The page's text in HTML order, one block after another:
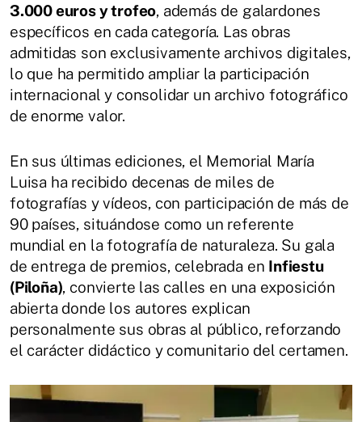
3.000 euros y trofeo, además de galardones
específicos en cada categoría. Las obras
admitidas son exclusivamente archivos digitales,
lo que ha permitido ampliar la participación
internacional y consolidar un archivo fotográfico
de enorme valor.
En sus últimas ediciones, el Memorial María
Luisa ha recibido decenas de miles de
fotografías y vídeos, con participación de más de
90 países, situándose como un referente
mundial en la fotografía de naturaleza. Su gala
de entrega de premios, celebrada en Infiestu
(Piloña), convierte las calles en una exposición
abierta donde los autores explican
personalmente sus obras al público, reforzando
el carácter didáctico y comunitario del certamen.